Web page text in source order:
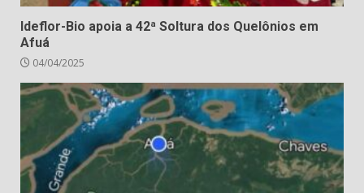
Ideflor-Bio apoia a 42ª Soltura dos Quelônios em
Afuá
04/04/2025